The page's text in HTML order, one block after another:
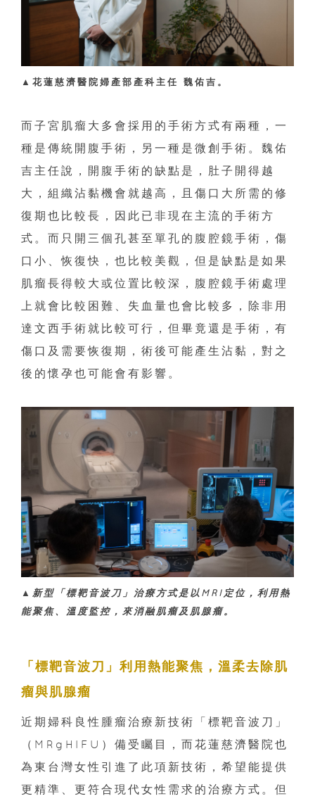
▲ 花蓮慈濟醫院婦產部產科主任 魏佑吉。
而子宮肌瘤大多會採用的手術方式有兩種，一
種是傳統開腹手術，另一種是微創手術。魏佑
吉主任說，開腹手術的缺點是，肚子開得越
大，組織沾黏機會就越高，且傷口大所需的修
復期也比較長，因此已非現在主流的手術方
式。而只開三個孔甚至單孔的腹腔鏡手術，傷
口小、恢復快，也比較美觀，但是缺點是如果
肌瘤長得較大或位置比較深，腹腔鏡手術處理
上就會比較困難、失血量也會比較多，除非用
達文西手術就比較可行，但畢竟還是手術，有
傷口及需要恢復期，術後可能產生沾黏，對之
後的懷孕也可能會有影響。
▲新型「標靶音波刀」治療方式是以MRI定位，利用熱
能聚焦、溫度監控，來消融肌瘤及肌腺瘤。
「標靶音波刀」利用熱能聚焦，溫柔去除肌
瘤與肌腺瘤
近期婦科良性腫瘤治療新技術「標靶音波刀」
（MRgHIFU）備受矚目，而花蓮慈濟醫院也
為東台灣女性引進了此項新技術，希望能提供
更精準、更符合現代女性需求的治療方式。但